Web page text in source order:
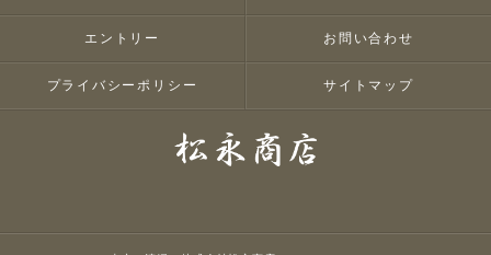
エントリー お問い合わせ
プライバシーポリシー サイトマップ